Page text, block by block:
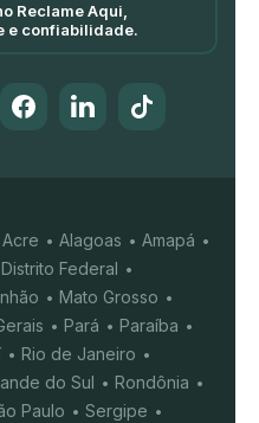
Reclame Aqui,
e confiabilidade.
Acre Alagoas
Amapá
Distrito Federal
Mato Grosso
Pará
Paraíba
Rio de Janeiro
do Sul
Rondônia
Paulo
Sergipe